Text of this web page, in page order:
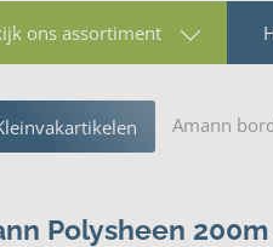
ons assortiment
Amann
Polysheen 200m